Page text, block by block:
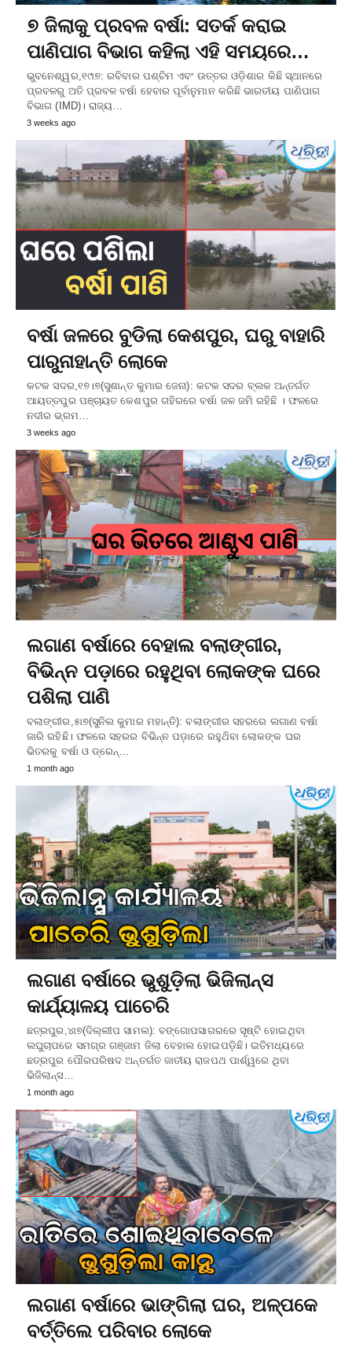
୭ ଜିଲାକୁ ପ୍ରବଳ ବର୍ଷା: ସତର୍କ କରାଇ
ପାଣିପାଗ ବିଭାଗ କହିଲା ଏହି ସମୟରେ…
ଭୁବନେଶ୍ୱର,୧୯ା୭: ରବିବାର ପଶ୍ଚିମ ଏବଂ ଉତ୍ତର ଓଡ଼ିଶାର କିଛି ସ୍ଥାନରେ
ପ୍ରବଳରୁ ଅତି ପ୍ରବଳ ବର୍ଷା ହେବାର ପୂର୍ବାନୁମାନ କରିଛି ଭାରତୀୟ ପାଣିପାଗ
ବିଭାଗ (IMD)। ରାଜ୍ୟ…
3 weeks ago
ବର୍ଷା ଜଳରେ ବୁଡିଲା କେଶପୁର, ଘରୁ ବାହାରି
ପାରୁନାହାନ୍ତି ଲୋକେ
କଟକ ସଦର,୧୭।୭(ସୁଶାନ୍ତ କୁମାର ଜେନା): କଟକ ସଦର ବ୍ଲକ ଅନ୍ତର୍ଗତ
ଆୟତ୍ତପୁର ପଞ୍ଚାୟତ କେଶପୁର ଗହିରରେ ବର୍ଷା ଜଳ ଜମି ରହିଛି । ଫଳରେ
ନଦୀର ଭ୍ରମ…
3 weeks ago
ଲଗାଣ ବର୍ଷାରେ ବେହାଲ ବଲାଙ୍ଗୀର,
ବିଭିନ୍ନ ପଡ଼ାରେ ରହୁଥିବା ଲୋକଙ୍କ ଘରେ
ପଶିଲା ପାଣି
ବଲାଙ୍ଗୀର,୫ା୭(ସୁନିଲ କୁମାର ମହାନ୍ତି): ବଲାଙ୍ଗୀର ସହରରେ ଲଗାଣ ବର୍ଷା
ଜାରି ରହିଛି। ଫଳରେ ସହରର ବିଭିନ୍ନ ପଡ଼ାରେ ରହୁଥ‌ିବା ଲୋକଙ୍କ ଘର
ଭିତରକୁ ବର୍ଷା ଓ ଡ୍ରେନ୍…
1 month ago
ଲଗାଣ ବର୍ଷାରେ ଭୁଶୁଡ଼ିଲା ଭିଜିଲାନ୍ସ
କାର୍ଯ୍ୟାଳୟ ପାଚେରି
ଛତ୍ରପୁର,୪ା୭(ଦିଲ୍ଲୀପ ସାମଲ): ବଙ୍ଗୋପସାଗରରେ ସୃଷ୍ଟି ହୋଇଥିବା
ଲଘୁଚାପରେ ସମଗ୍ର ଗଞ୍ଜାମ ଜିଲା ବେହାଲ ହୋଇପଡ଼ିଛି। ଇତିମଧ୍ୟରେ
ଛତ୍ରପୁର ପୌରପରିଷଦ ଅନ୍ତର୍ଗତ ଜାତୀୟ ରାଜପଥ ପାର୍ଶ୍ୱରେ ଥିବା
ଭିଜିଲାନ୍ସ…
1 month ago
ଲଗାଣ ବର୍ଷାରେ ଭାଙ୍ଗିଲା ଘର, ଅଳ୍ପକେ
ବର୍ତ୍ତିଲେ ପରିବାର ଲୋକେ